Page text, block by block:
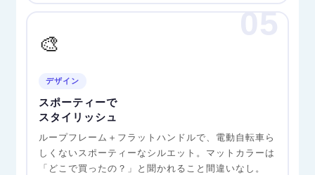
🎨
デザイン
スポーティーで
スタイリッシュ
ループフレーム＋フラットハンドルで、電動自転車ら
しくないスポーティーなシルエット。マットカラーは
「どこで買ったの？」と聞かれること間違いなし。